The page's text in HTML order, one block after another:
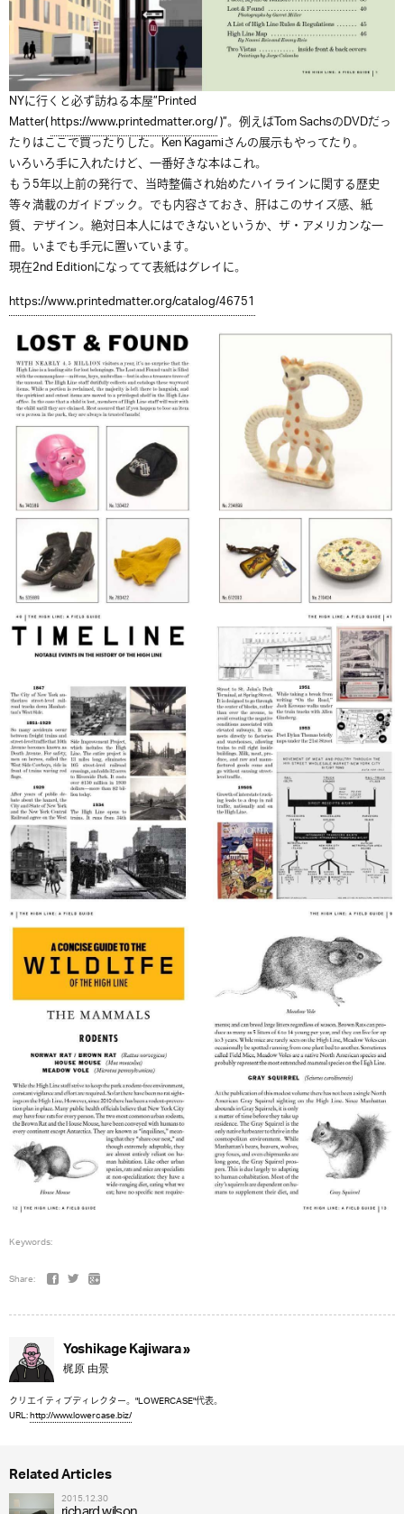
NYに行くと必ず訪ねる本屋”Printed
Matter(https://www.printedmatter.org/)”。例えばTom SachsのDVDだっ
たりはここで買ったりした。Ken Kagamiさんの展示もやってたり。
いろいろ手に入れたけど、一番好きな本はこれ。
もう5年以上前の発行で、当時整備され始めたハイラインに関する歴史
等々満載のガイドブック。でも内容さておき、肝はこのサイズ感、紙
質、デザイン。絶対日本人にはできないというか、ザ・アメリカンな一
冊。いまでも手元に置いています。
現在2nd Editionになってて表紙はグレイに。
https://www.printedmatter.org/catalog/46751
Keywords:
Share:
Yoshikage Kajiwara »
梶原 由景
クリエイティブディレクター。"LOWERCASE"代表。
URL:http://www.lowercase.biz/
Related Articles
2015.12.30